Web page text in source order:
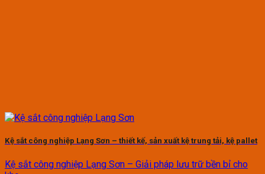
Kệ sắt công nghiệp Lạng Sơn – thiết kế, sản xuất kệ trung tải, kệ pallet
Kệ sắt công nghiệp Lạng Sơn – Giải pháp lưu trữ bền bỉ cho